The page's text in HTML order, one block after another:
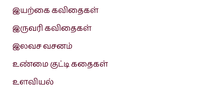
இயற்கை கவிதைகள்
இருவரி கவிதைகள்
இலவச வசனம்
உண்மை குட்டி கதைகள்
உளவியல்